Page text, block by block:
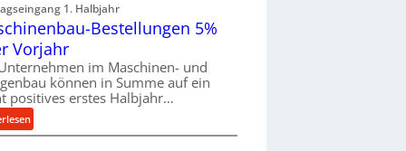
a
t
r
a
l
v
1. Halbjahr
Bestellungen 5%
Vorjahr
im Maschinen- und
können in Summe auf ein
positives erstes Halbjahr…
:
M